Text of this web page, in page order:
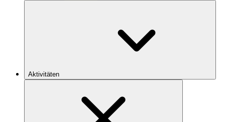
Aktivitäten